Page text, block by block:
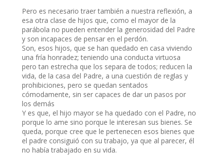
Pero es necesario traer también a nuestra reflexión, a
esa otra clase de hijos que, como el mayor de la
parábola no pueden entender la generosidad del Padre
y son incapaces de pensar en el perdón.
Son, esos hijos, que se han quedado en casa viviendo
una fría honradez; teniendo una conducta virtuosa
pero tan estrecha que los separa de todos; reducen la
vida, de la casa del Padre, a una cuestión de reglas y
prohibiciones, pero se quedan sentados
cómodamente, sin ser capaces de dar un pasos por
los demás
Y es que, el hijo mayor se ha quedado con el Padre, no
porque lo ame sino porque le interesan sus bienes. Se
queda, porque cree que le pertenecen esos bienes que
el padre consiguió con su trabajo, ya que al parecer, él
no había trabajado en su vida.